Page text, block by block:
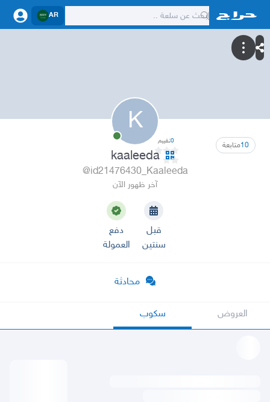
AR
K
10متابعة 0تقييم
kaaleeda
@id21476430_Kaaleeda
آخر ظهور الآن
قبل
سنتين
دفع
العمولة
محادثة
العروض سكوب